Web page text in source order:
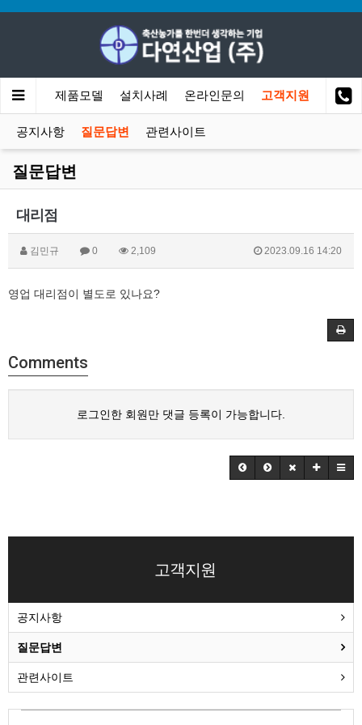
소개 제품모델 설치사례 온라인문의 고객지원
공지사항 질문답변 관련사이트
질문답변
대리점
김민규 0 2,109 2023.09.16 14:20
영업 대리점이 별도로 있나요?
Comments
로그인한 회원만 댓글 등록이 가능합니다.
고객지원
공지사항
질문답변
관련사이트